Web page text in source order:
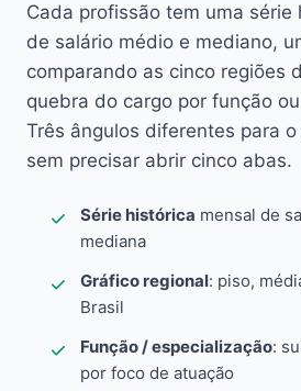
Cada profissão tem uma série
de salário médio e mediano,
comparando as cinco regiões
quebra do cargo por função
Três ângulos diferentes para
sem precisar abrir cinco abas.
Série histórica mensal de
mediana
Gráfico regional: piso,
Brasil
Função / especialização:
por foco de atuação